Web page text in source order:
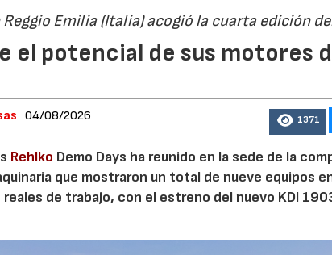
Reggio Emilia (Italia) acogió la cuarta edición
el potencial de sus motores
04/08/2026 1371
Rehlko Demo Days ha reunido en la sede de la
que mostraron un total de nueve equipos
de trabajo, con el estreno del nuevo KDI